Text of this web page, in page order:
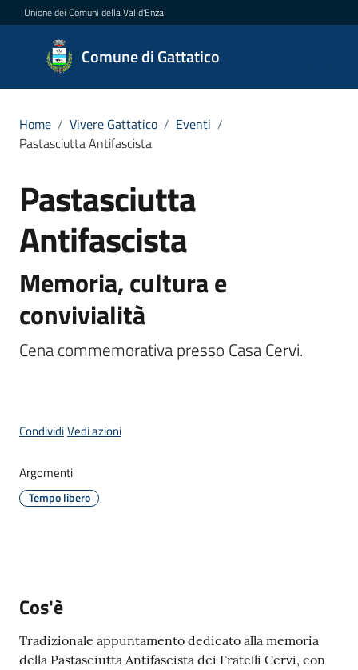
Vai al contenuto
Vai alla navigazione
Vai al footer
Unione dei Comuni della Val d'Enza
Comune di Gattatico
Comune
di
Novità
il
Comune
Menu selezionato
A
b
o
o
r
i
o
Home / Vivere Gattatico / Eventi /
Pastasciutta Antifascista
Salta al contenuto
Pastasciutta
Antifascista
Memoria, cultura e
convivialità
Cena commemorativa presso Casa Cervi.
CondividiVedi azioni
Argomenti
Tempo libero
Cos'è
Tradizionale appuntamento dedicato alla memoria
della Pastasciutta Antifascista dei Fratelli Cervi, con